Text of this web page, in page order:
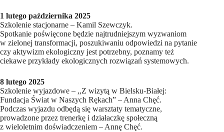
1 lutego października 2025
Szkolenie stacjonarne – Kamil Szewczyk.
Spotkanie poświęcone będzie najtrudniejszym wyzwaniom
w zielonej transformacji, poszukiwaniu odpowiedzi na pytanie
czy aktywizm ekologiczny jest potrzebny, poznamy też
ciekawe przykłady ekologicznych rozwiązań systemowych.
8 lutego 2025
Szkolenie wyjazdowe – ,,Z wizytą w Bielsku-Białej:
Fundacja Świat w Naszych Rękach” – Anna Chęć.
Podczas wyjazdu odbędą się warsztaty tematyczne,
prowadzone przez trenerkę i działaczkę społeczną
z wieloletnim doświadczeniem – Annę Chęć.